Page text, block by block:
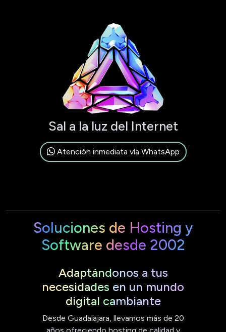
Sal a la luz del Internet
Atención inmediata vía WhatsApp
Soluciones de Hosting y
Software desde 2002
Adaptándonos a tus
necesidades en un mundo
digital cambiante
Desde Guadalajara, llevamos más de 20